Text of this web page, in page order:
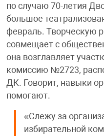
по случаю 70-летия
большое
февраль. Творческую
совмещает с
она возглавляет
комиссию №2723,
ДК. Говорит, навыки
помогают.
«Слежу за
избирательной